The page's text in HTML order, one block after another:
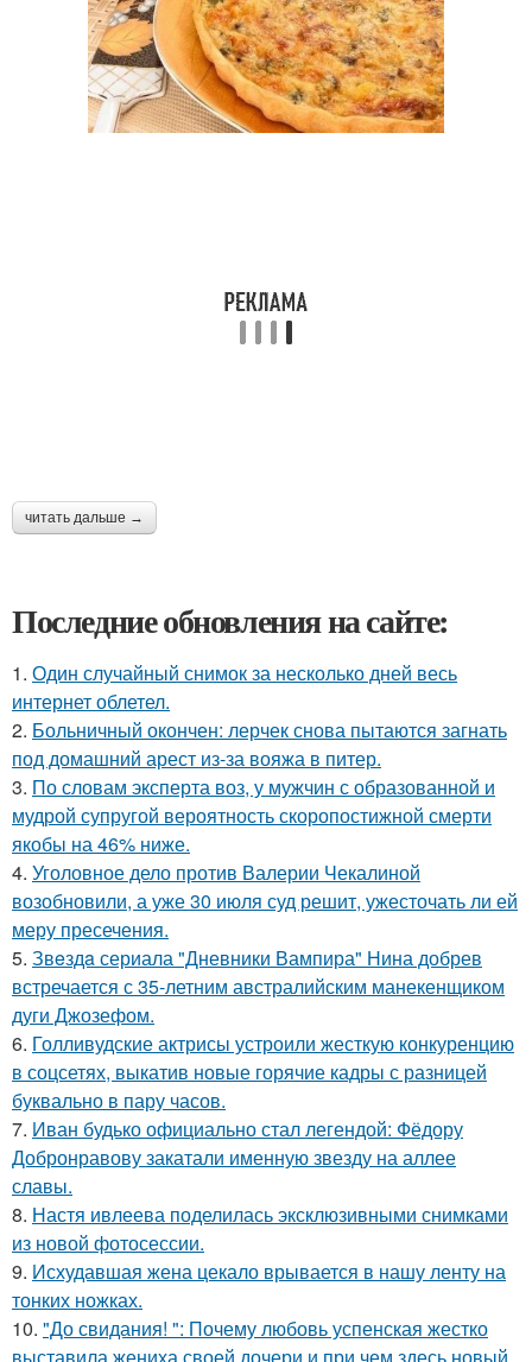
читать дальше →
Последние обновления на сайте:
1. Один случайный снимок за несколько дней весь
интернет облетел.
2. Больничный окончен: лерчек снова пытаются загнать
под домашний арест из-за вояжа в питер.
3. По словам эксперта воз, у мужчин с образованной и
мудрой супругой вероятность скоропостижной смерти
якобы на 46% ниже.
4. Уголовное дело против Валерии Чекалиной
возобновили, а уже 30 июля суд решит, ужесточать ли ей
меру пресечения.
5. Звeздa сериала "Дневники Вампира" Нина добрев
встречается с 35-летним австралийским манекенщиком
дуги Джозефом.
6. Голливудские актрисы устроили жесткую конкуренцию
в соцсетях, выкатив новые горячие кадры с разницей
буквально в пару часов.
7. Иван будько официально стал легендой: Фёдору
Добронравову закатали именную звезду на аллее
славы.
8. Настя ивлеева поделилась эксклюзивными снимками
из новой фотосессии.
9. Исхудавшая жена цекало врывается в нашу ленту на
тонких ножках.
10. "До свидания! ": Почему любовь успенская жестко